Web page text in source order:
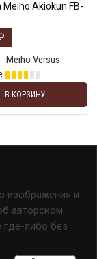
Meiho Akiokun FB-
Meiho Versus
В КОРЗИНУ
изображения и
авторском
где-либо без